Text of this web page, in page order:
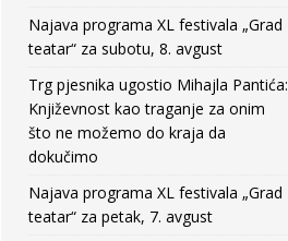
Najava programa XL festivala „Grad
teatar“ za subotu, 8. avgust
Trg pjesnika ugostio Mihajla Pantića:
Književnost kao traganje za onim
što ne možemo do kraja da
dokučimo
Najava programa XL festivala „Grad
teatar“ za petak, 7. avgust